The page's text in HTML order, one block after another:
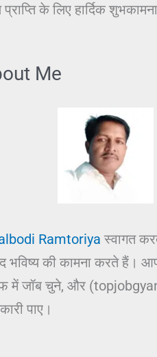
प्राप्ति के लिए हार्दिक
Me
Ramtoriya स्वागत
भविष्य की कामना करते हैं।
में जॉब चुने, और
पाए।